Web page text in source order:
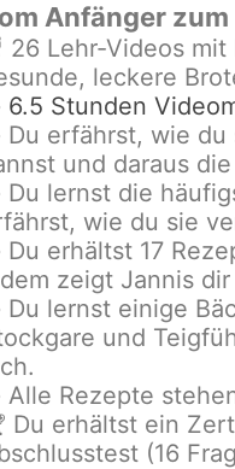
Anfänger
26 Lehr-Videos
leckere
Stunden
erfährst, wie du
und daraus
lernst die
wie du sie
Du erhältst 17
zeigt Jannis
Du lernst einige
und
Rezepte
Du erhältst ein
(16